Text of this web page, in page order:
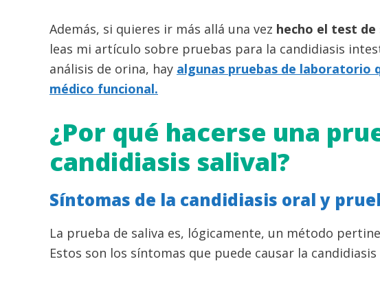
Además, si quieres ir más allá una vez hecho el test de
leas mi artículo sobre pruebas para la candidiasis
análisis de orina, hay algunas pruebas de laboratorio
médico funcional.
¿Por qué hacerse una
candidiasis salival?
Síntomas de la candidiasis oral y
La prueba de saliva es, lógicamente, un método
Estos son los síntomas que puede causar la candidiasis